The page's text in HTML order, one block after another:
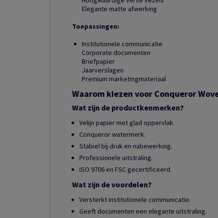
Elegante matte afwerking
Toepassingen:
Institutionele communicatie
Corporate documenten
Briefpapier
Jaarverslagen
Premium marketingmateriaal
Waarom kiezen voor Conqueror
Wat zijn de productkenmerken?
Velijn papier met glad oppervlak.
Conqueror watermerk.
Stabiel bij druk en nabewerking.
Professionele uitstraling.
ISO 9706 en FSC gecertificeerd.
Wat zijn de voordelen?
Versterkt institutionele communicatie.
Geeft documenten een elegante uitstraling.